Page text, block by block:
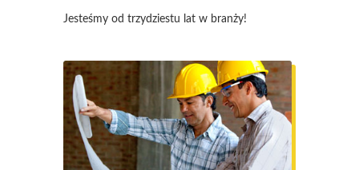
Jesteśmy od trzydziestu lat w branży!